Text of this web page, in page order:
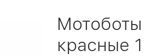
Мотоботы
красные